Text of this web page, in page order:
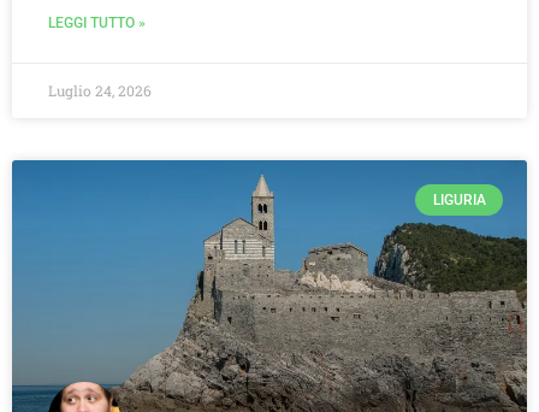
LEGGI TUTTO »
Luglio 24, 2026
LIGURIA